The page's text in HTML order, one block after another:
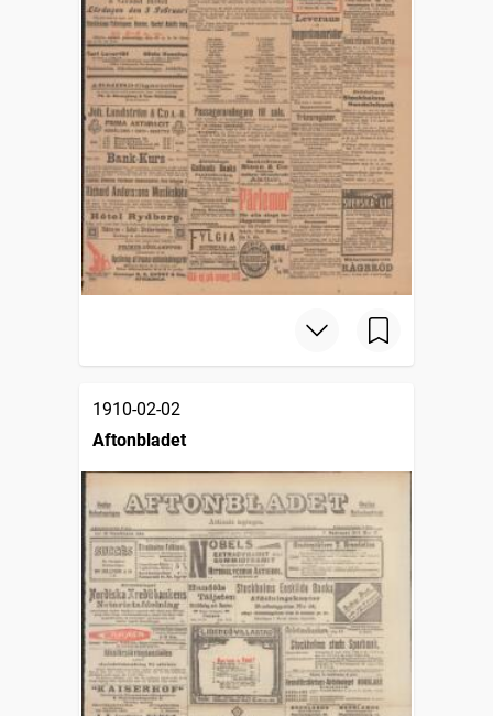
1910-02-02
Aftonbladet